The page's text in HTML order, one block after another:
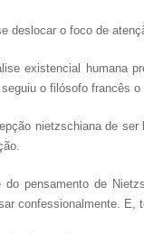
deslocar o foco de
existencial humana
seguiu o filósofo francês
nietzschiana de
do pensamento de
confessionalmente. E,